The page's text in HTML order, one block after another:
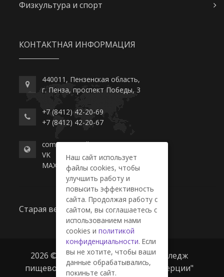
Физкультура и спорт
КОНТАКТНАЯ ИНФОРМАЦИЯ
440011, Пензенская область,
г. Пенза, проспект Победы, 3
+7 (8412) 42-20-69
+7 (8412) 42-20-67
commerce-college.ru
VK
MAX
Старая версия сайта
2026 © ГАПОУ ПО "Пензенский колледж
пищевой промышленности и коммерции"
Наш сайт использует
файлы cookies, чтобы
улучшить работу и
повысить эффективность
сайта. Продолжая работу с
сайтом, вы соглашаетесь с
использованием нами
cookies и политикой
конфиденциальности. Если
вы не хотите, чтобы ваши
данные обрабатывались,
покиньте сайт.